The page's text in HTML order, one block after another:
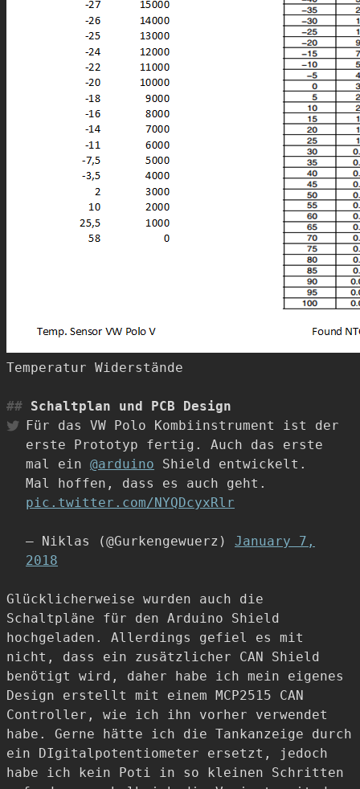
Temperatur Widerstände
Schaltplan und PCB Design
Für das VW Polo Kombiinstrument ist der
erste Prototyp fertig. Auch das erste
mal ein @arduino Shield entwickelt.
Mal hoffen, dass es auch geht.
pic.twitter.com/NYQDcyxRlr
— Niklas (@Gurkengewuerz) January 7,
2018
Glücklicherweise wurden auch die
Schaltpläne für den Arduino Shield
hochgeladen. Allerdings gefiel es mit
nicht, dass ein zusätzlicher CAN Shield
benötigt wird, daher habe ich mein eigenes
Design erstellt mit einem MCP2515 CAN
Controller, wie ich ihn vorher verwendet
habe. Gerne hätte ich die Tankanzeige durch
ein DIgitalpotentiometer ersetzt, jedoch
habe ich kein Poti in so kleinen Schritten